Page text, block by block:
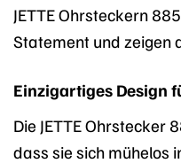
JETTE Ohrsteckern
Statement und zeigen
Einzigartiges Design
Die JETTE Ohrstecker
dass sie sich mühelos